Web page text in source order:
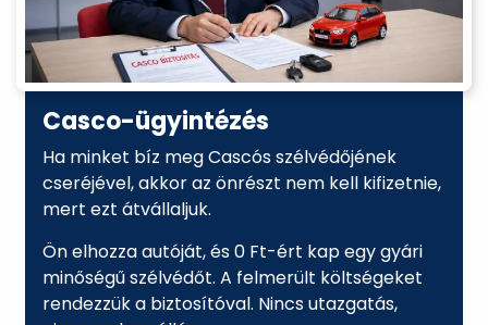
Casco-ügyintézés
Ha minket bíz meg Cascós szélvédőjének
cseréjével, akkor az önrészt nem kell kifizetnie,
mert ezt átvállaljuk.
Ön elhozza autóját, és 0 Ft-ért kap egy gyári
minőségű szélvédőt. A felmerült költségeket
rendezzük a biztosítóval. Nincs utazgatás,